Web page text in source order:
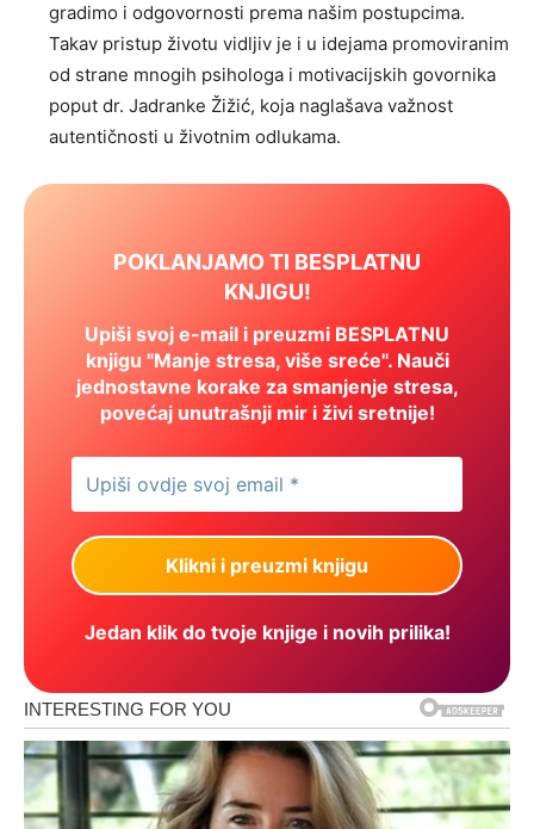
gradimo i odgovornosti prema našim postupcima.
Takav pristup životu vidljiv je i u idejama promoviranim
od strane mnogih psihologa i motivacijskih govornika
poput dr. Jadranke Žižić, koja naglašava važnost
autentičnosti u životnim odlukama.
POKLANJAMO TI BESPLATNU
KNJIGU!
Upiši svoj e-mail i preuzmi BESPLATNU
knjigu "Manje stresa, više sreće". Nauči
jednostavne korake za smanjenje stresa,
povećaj unutrašnji mir i živi sretnije!
Jedan klik do tvoje knjige i novih prilika!